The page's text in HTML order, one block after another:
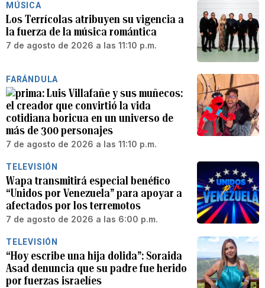
MÚSICA
Los Terrícolas atribuyen su vigencia a
la fuerza de la música romántica
7 de agosto de 2026 a las 11:10 p.m.
FARÁNDULA
Luis Villafañe y sus muñecos:
el creador que convirtió la vida
cotidiana boricua en un universo de
más de 300 personajes
7 de agosto de 2026 a las 11:10 p.m.
TELEVISIÓN
Wapa transmitirá especial benéfico
“Unidos por Venezuela” para apoyar a
afectados por los terremotos
7 de agosto de 2026 a las 6:00 p.m.
TELEVISIÓN
“Hoy escribe una hija dolida”: Soraida
Asad denuncia que su padre fue herido
por fuerzas israelíes